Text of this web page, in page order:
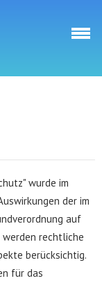
wurde im
der im
auf
werden rechtliche
berücksichtig.
für das